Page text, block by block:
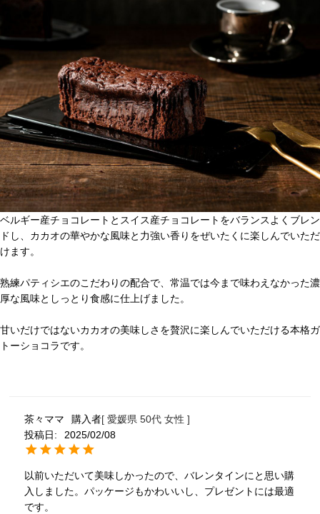
ベルギー産チョコレートとスイス産チョコレートをバランスよくブレン
ドし、カカオの華やかな風味と力強い香りをぜいたくに楽しんでいただ
けます。
熟練パティシエのこだわりの配合で、常温では今まで味わえなかった濃
厚な風味としっとり食感に仕上げました。
甘いだけではないカカオの美味しさを贅沢に楽しんでいただける本格ガ
トーショコラです。
茶々ママ 購入者 愛媛県 50代 女性
投稿日
2025/02/08
以前いただいて美味しかったので、バレンタインにと思い購
入しました。パッケージもかわいいし、プレゼントには最適
です。